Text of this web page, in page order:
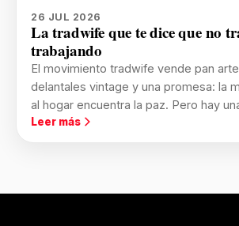
26 JUL 2026
La tradwife que te dice que no
trabajando
El movimiento tradwife vende pan
delantales vintage y una promesa: la
al hogar encuentra la paz. Pero hay
Leer más